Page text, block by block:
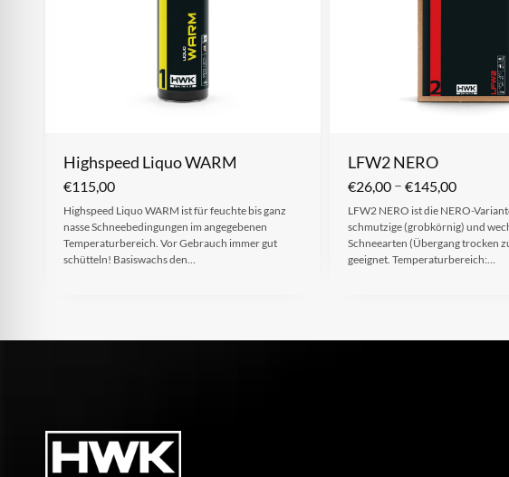
Highspeed Liquo WARM
€115,00
Highspeed Liquo WARM ist für feuchte bis ganz
nasse Schneebedingungen im angegebenen
Temperaturbereich. Vor Gebrauch immer gut
schütteln! Basiswachs den…
LFW2 NERO
€26,00 – €145,00
LFW2 NERO ist die NERO-
schmutzige (grobkörnig) und
Schneearten (Übergang trocken
geeignet. Temperaturbereich:…